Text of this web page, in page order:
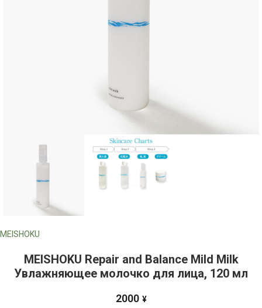
MEISHOKU
MEISHOKU Repair and Balance Mild Milk
Увлажняющее молочко для лица, 120 мл
2000 ¥